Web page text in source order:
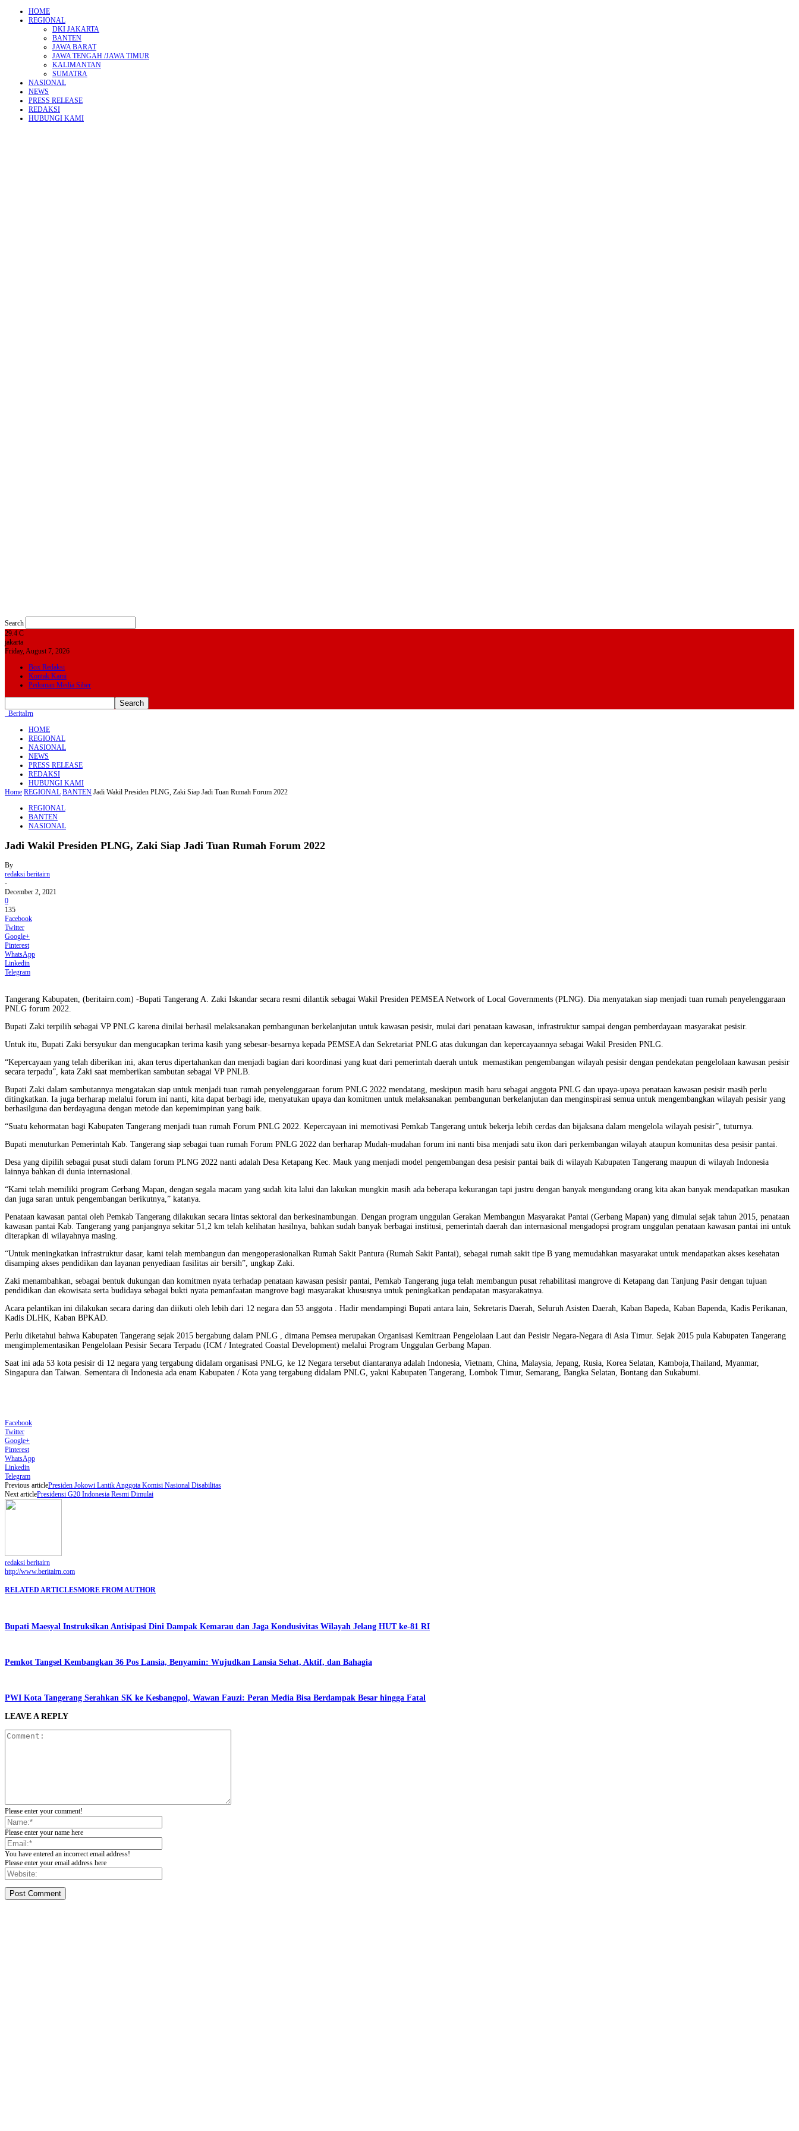
HOME
REGIONAL
DKI JAKARTA
BANTEN
JAWA BARAT
JAWA TENGAH /JAWA TIMUR
KALIMANTAN
SUMATRA
NASIONAL
NEWS
PRESS RELEASE
REDAKSI
HUBUNGI KAMI
Search
29.4 C
jakarta
Friday, August 7, 2026
Box Redaksi
Kontak Kami
Pedoman Media Siber
BeritaIrn
HOME
REGIONAL
NASIONAL
NEWS
PRESS RELEASE
REDAKSI
HUBUNGI KAMI
Home REGIONAL BANTEN Jadi Wakil Presiden PLNG, Zaki Siap Jadi Tuan Rumah Forum 2022
REGIONAL
BANTEN
NASIONAL
Jadi Wakil Presiden PLNG, Zaki Siap Jadi Tuan Rumah Forum 2022
By
redaksi beritairn
-
December 2, 2021
0
135
Facebook
Twitter
Google+
Pinterest
WhatsApp
Linkedin
Telegram
Tangerang Kabupaten, (beritairn.com) -Bupati Tangerang A. Zaki Iskandar secara resmi dilantik sebagai Wakil Presiden PEMSEA Network of Local Governments (PLNG). Dia menyatakan siap menjadi tuan rumah penyelenggaraan
PNLG forum 2022.
Bupati Zaki terpilih sebagai VP PNLG karena dinilai berhasil melaksanakan pembangunan berkelanjutan untuk kawasan pesisir, mulai dari penataan kawasan, infrastruktur sampai dengan pemberdayaan masyarakat pesisir.
Untuk itu, Bupati Zaki bersyukur dan mengucapkan terima kasih yang sebesar-besarnya kepada PEMSEA dan Sekretariat PNLG atas dukungan dan kepercayaannya sebagai Wakil Presiden PNLG.
“Kepercayaan yang telah diberikan ini, akan terus dipertahankan dan menjadi bagian dari koordinasi yang kuat dari pemerintah daerah untuk memastikan pengembangan wilayah pesisir dengan pendekatan pengelolaan kawasan pesisir
secara terpadu”, kata Zaki saat memberikan sambutan sebagai VP PNLB.
Bupati Zaki dalam sambutannya mengatakan siap untuk menjadi tuan rumah penyelenggaraan forum PNLG 2022 mendatang, meskipun masih baru sebagai anggota PNLG dan upaya-upaya penataan kawasan pesisir masih perlu
ditingkatkan. Ia juga berharap melalui forum ini nanti, kita dapat berbagi ide, menyatukan upaya dan komitmen untuk melaksanakan pembangunan berkelanjutan dan menginspirasi semua untuk mengembangkan wilayah pesisir yang
berhasilguna dan berdayaguna dengan metode dan kepemimpinan yang baik.
“Suatu kehormatan bagi Kabupaten Tangerang menjadi tuan rumah Forum PNLG 2022. Kepercayaan ini memotivasi Pemkab Tangerang untuk bekerja lebih cerdas dan bijaksana dalam mengelola wilayah pesisir”, tuturnya.
Bupati menuturkan Pemerintah Kab. Tangerang siap sebagai tuan rumah Forum PNLG 2022 dan berharap Mudah-mudahan forum ini nanti bisa menjadi satu ikon dari perkembangan wilayah ataupun komunitas desa pesisir pantai.
Desa yang dipilih sebagai pusat studi dalam forum PLNG 2022 nanti adalah Desa Ketapang Kec. Mauk yang menjadi model pengembangan desa pesisir pantai baik di wilayah Kabupaten Tangerang maupun di wilayah Indonesia
lainnya bahkan di dunia internasional.
“Kami telah memiliki program Gerbang Mapan, dengan segala macam yang sudah kita lalui dan lakukan mungkin masih ada beberapa kekurangan tapi justru dengan banyak mengundang orang kita akan banyak mendapatkan masukan
dan juga saran untuk pengembangan berikutnya,” katanya.
Penataan kawasan pantai oleh Pemkab Tangerang dilakukan secara lintas sektoral dan berkesinambungan. Dengan program unggulan Gerakan Membangun Masyarakat Pantai (Gerbang Mapan) yang dimulai sejak tahun 2015, penataan
kawasan pantai Kab. Tangerang yang panjangnya sekitar 51,2 km telah kelihatan hasilnya, bahkan sudah banyak berbagai institusi, pemerintah daerah dan internasional mengadopsi program unggulan penataan kawasan pantai ini untuk
diterapkan di wilayahnya masing.
“Untuk meningkatkan infrastruktur dasar, kami telah membangun dan mengoperasionalkan Rumah Sakit Pantura (Rumah Sakit Pantai), sebagai rumah sakit tipe B yang memudahkan masyarakat untuk mendapatkan akses kesehatan
disamping akses pendidikan dan layanan penyediaan fasilitas air bersih”, ungkap Zaki.
Zaki menambahkan, sebagai bentuk dukungan dan komitmen nyata terhadap penataan kawasan pesisir pantai, Pemkab Tangerang juga telah membangun pusat rehabilitasi mangrove di Ketapang dan Tanjung Pasir dengan tujuan
pendidikan dan ekowisata serta budidaya sebagai bukti nyata pemanfaatan mangrove bagi masyarakat khususnya untuk peningkatkan pendapatan masyarakatnya.
Acara pelantikan ini dilakukan secara daring dan diikuti oleh lebih dari 12 negara dan 53 anggota . Hadir mendampingi Bupati antara lain, Sekretaris Daerah, Seluruh Asisten Daerah, Kaban Bapeda, Kaban Bapenda, Kadis Perikanan,
Kadis DLHK, Kaban BPKAD.
Perlu diketahui bahwa Kabupaten Tangerang sejak 2015 bergabung dalam PNLG , dimana Pemsea merupakan Organisasi Kemitraan Pengelolaan Laut dan Pesisir Negara-Negara di Asia Timur. Sejak 2015 pula Kabupaten Tangerang
mengimplementasikan Pengelolaan Pesisir Secara Terpadu (ICM / Integrated Coastal Development) melalui Program Unggulan Gerbang Mapan.
Saat ini ada 53 kota pesisir di 12 negara yang tergabung didalam organisasi PNLG, ke 12 Negara tersebut diantaranya adalah Indonesia, Vietnam, China, Malaysia, Jepang, Rusia, Korea Selatan, Kamboja,Thailand, Myanmar,
Singapura dan Taiwan. Sementara di Indonesia ada enam Kabupaten / Kota yang tergabung didalam PNLG, yakni Kabupaten Tangerang, Lombok Timur, Semarang, Bangka Selatan, Bontang dan Sukabumi.
Facebook
Twitter
Google+
Pinterest
WhatsApp
Linkedin
Telegram
Previous articlePresiden Jokowi Lantik Anggota Komisi Nasional Disabilitas
Next articlePresidensi G20 Indonesia Resmi Dimulai
redaksi beritairn
http://www.beritairn.com
RELATED ARTICLESMORE FROM AUTHOR
Bupati Maesyal Instruksikan Antisipasi Dini Dampak Kemarau dan Jaga Kondusivitas Wilayah Jelang HUT ke-81 RI
Pemkot Tangsel Kembangkan 36 Pos Lansia, Benyamin: Wujudkan Lansia Sehat, Aktif, dan Bahagia
PWI Kota Tangerang Serahkan SK ke Kesbangpol, Wawan Fauzi: Peran Media Bisa Berdampak Besar hingga Fatal
LEAVE A REPLY
Please enter your comment!
Please enter your name here
You have entered an incorrect email address!
Please enter your email address here